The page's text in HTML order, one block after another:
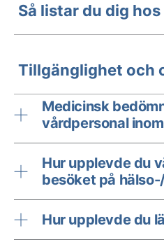
Så listar du dig hos
Tillgänglighet och
Medicinsk
vårdpersonal
Hur upplevde du
besöket på
Hur upplevde du